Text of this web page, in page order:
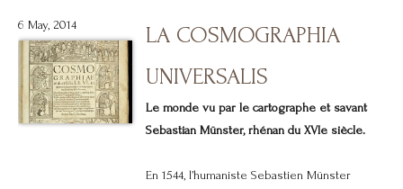
6 May, 2014
LA COSMOGRAPHIA
UNIVERSALIS
Le monde vu par le cartographe et savant
Sebastian Münster, rhénan du XVIe siècle.
En 1544, l’humaniste Sebastien Münster